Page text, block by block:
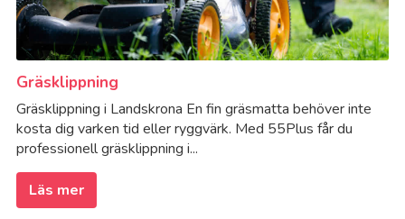
Gräsklippning
Gräsklippning i Landskrona En fin gräsmatta behöver inte
kosta dig varken tid eller ryggvärk. Med 55Plus får du
professionell gräsklippning i...
Läs mer